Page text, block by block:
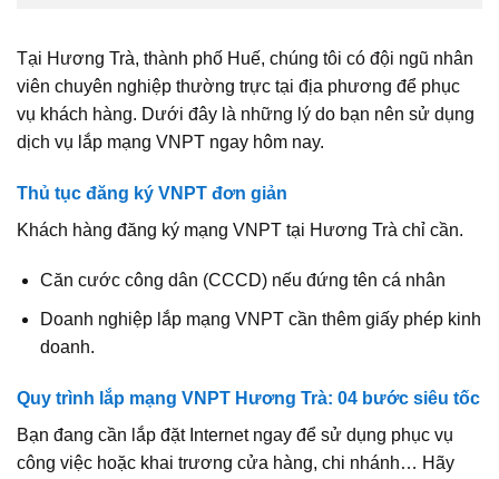
Tại Hương Trà, thành phố Huế, chúng tôi có đội ngũ nhân
viên chuyên nghiệp thường trực tại địa phương để phục
vụ khách hàng. Dưới đây là những lý do bạn nên sử dụng
dịch vụ lắp mạng VNPT ngay hôm nay.
Thủ tục đăng ký VNPT đơn giản
Khách hàng đăng ký mạng VNPT tại Hương Trà chỉ cần.
Căn cước công dân (CCCD) nếu đứng tên cá nhân
Doanh nghiệp lắp mạng VNPT cần thêm giấy phép kinh
doanh.
Quy trình lắp mạng VNPT Hương Trà: 04 bước siêu tốc
Bạn đang cần lắp đặt Internet ngay để sử dụng phục vụ
công việc hoặc khai trương cửa hàng, chi nhánh… Hãy